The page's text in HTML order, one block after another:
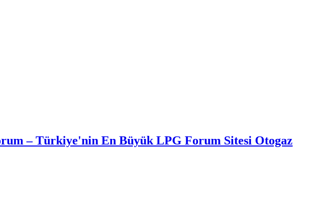
– Türkiye'nin En Büyük LPG Forum Sitesi Otogaz